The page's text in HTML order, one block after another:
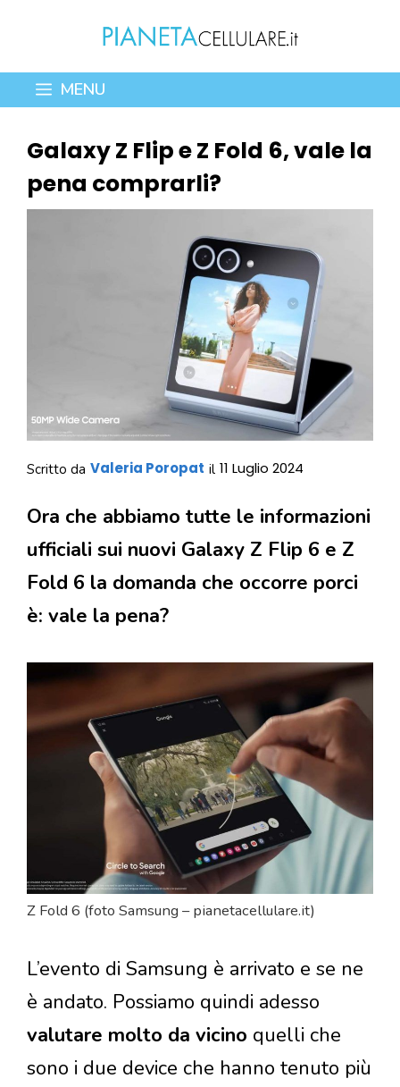
contenuto
MENU
Galaxy Z Flip e Z Fold 6, vale la
pena comprarli?
Scritto da Valeria Poropat il 11 Luglio 2024
Ora che abbiamo tutte le informazioni
ufficiali sui nuovi Galaxy Z Flip 6 e Z
Fold 6 la domanda che occorre porci
è: vale la pena?
Z Fold 6 (foto Samsung – pianetacellulare.it)
L’evento di Samsung è arrivato e se ne
è andato. Possiamo quindi adesso
valutare molto da vicino quelli che
sono i due device che hanno tenuto più